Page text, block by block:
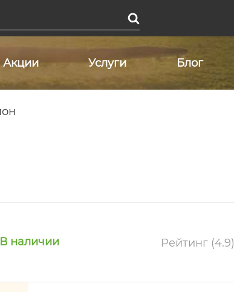
Акции Услуги Блог
В наличии Рейтинг (4.9)